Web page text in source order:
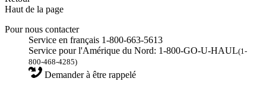
Haut de la page
Pour nous contacter
Service en français 1-800-663-5613
Service pour l'Amérique du Nord: 1-800-GO-U-HAUL(1-
800-468-4285)
Demander à être rappelé